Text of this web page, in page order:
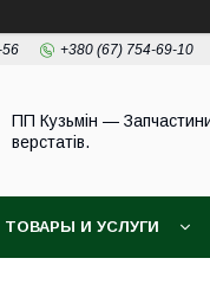
56 +380 (67) 754-69-10
ПП Кузьмін —
верстатів.
ТОВАРЫ И УСЛУГИ